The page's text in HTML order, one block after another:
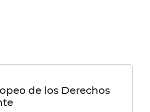
de los Derechos